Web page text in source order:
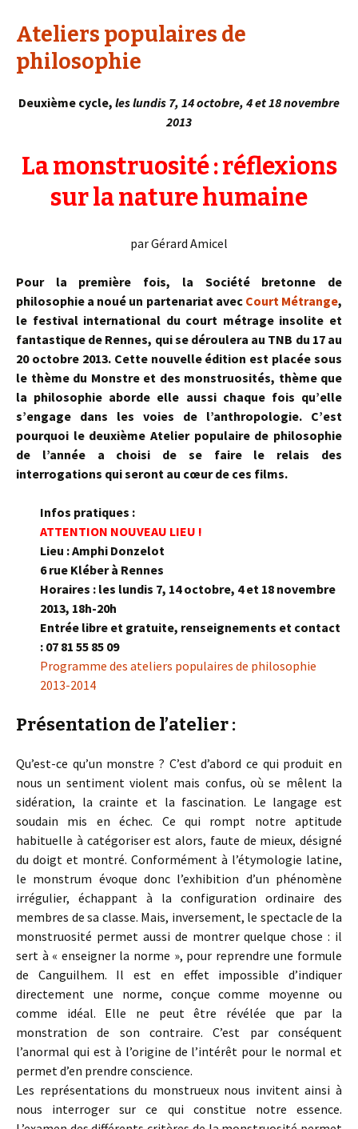
Ateliers populaires de
philosophie
Deuxième cycle, les lundis 7, 14 octobre, 4 et 18 novembre
2013
La monstruosité : réflexions
sur la nature humaine
par Gérard Amicel
Pour la première fois, la Société bretonne de
philosophie a noué un partenariat avec Court Métrange,
le festival international du court métrage insolite et
fantastique de Rennes, qui se déroulera au TNB du 17 au
20 octobre 2013. Cette nouvelle édition est placée sous
le thème du Monstre et des monstruosités, thème que
la philosophie aborde elle aussi chaque fois qu’elle
s’engage dans les voies de l’anthropologie. C’est
pourquoi le deuxième Atelier populaire de philosophie
de l’année a choisi de se faire le relais des
interrogations qui seront au cœur de ces films.
Infos pratiques :
ATTENTION NOUVEAU LIEU !
Lieu : Amphi Donzelot
6 rue Kléber à Rennes
Horaires : les lundis 7, 14 octobre, 4 et 18 novembre
2013, 18h-20h
Entrée libre et gratuite, renseignements et contact
: 07 81 55 85 09
Programme des ateliers populaires de philosophie
2013-2014
Présentation de l’atelier :
Qu’est-ce qu’un monstre ? C’est d’abord ce qui produit en
nous un sentiment violent mais confus, où se mêlent la
sidération, la crainte et la fascination. Le langage est
soudain mis en échec. Ce qui rompt notre aptitude
habituelle à catégoriser est alors, faute de mieux, désigné
du doigt et montré. Conformément à l’étymologie latine,
le monstrum évoque donc l’exhibition d’un phénomène
irrégulier, échappant à la configuration ordinaire des
membres de sa classe. Mais, inversement, le spectacle de la
monstruosité permet aussi de montrer quelque chose : il
sert à « enseigner la norme », pour reprendre une formule
de Canguilhem. Il est en effet impossible d’indiquer
directement une norme, conçue comme moyenne ou
comme idéal. Elle ne peut être révélée que par la
monstration de son contraire. C’est par conséquent
l’anormal qui est à l’origine de l’intérêt pour le normal et
permet d’en prendre conscience.
Les représentations du monstrueux nous invitent ainsi à
nous interroger sur ce qui constitue notre essence.